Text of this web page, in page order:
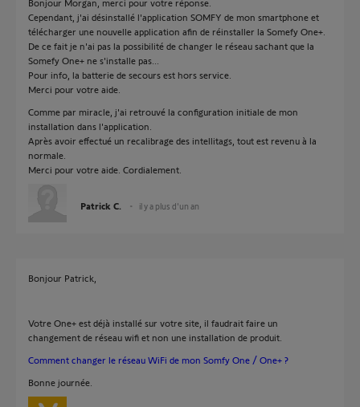
Bonjour Morgan, merci pour votre réponse.
Cependant, j'ai désinstallé l'application SOMFY de mon smartphone et
télécharger une nouvelle application afin de réinstaller la Somefy One+.
De ce fait je n'ai pas la possibilité de changer le réseau sachant que la
Somefy One+ ne s'installe pas...
Pour info, la batterie de secours est hors service.
Merci pour votre aide.
Comme par miracle, j'ai retrouvé la configuration initiale de mon
installation dans l'application.
Après avoir effectué un recalibrage des intellitags, tout est revenu à la
normale.
Merci pour votre aide. Cordialement.
Patrick C. il y a plus d'un an
Bonjour Patrick,
Votre One+ est déjà installé sur votre site, il faudrait faire un
changement de réseau wifi et non une installation de produit.
Comment changer le réseau WiFi de mon Somfy One / One+ ?
Bonne journée.